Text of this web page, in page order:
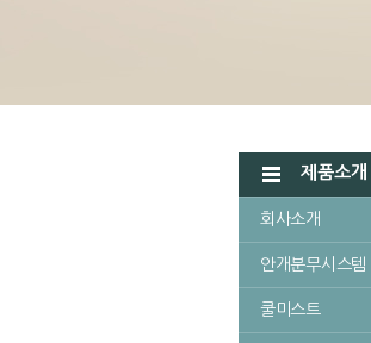
제품소개
회사소개
안개분무시스템
쿨미스트